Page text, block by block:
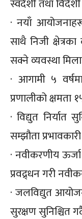
स्वदेशी तथा
· नयाँ
साथै निजी
सक्ने व्यवस्था
· आगामी ५
प्रणालीको क्षमता
· विद्युत निर्यात
सम्झौता
· नवीकरणीय
प्रवद्र्धन गरी
· जलविद्युत
सुरक्षण सुनिश्चित